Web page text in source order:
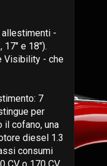
allestimenti -
17" e 18").
Visibility - che
7
per
cofano, una
diesel 1.3
consumi